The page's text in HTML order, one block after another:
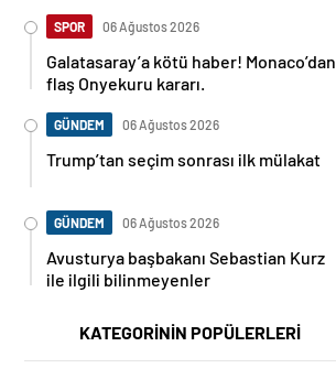
SPOR 06 Ağustos 2026
Galatasaray’a kötü haber! Monaco’dan
flaş Onyekuru kararı.
GÜNDEM 06 Ağustos 2026
Trump’tan seçim sonrası ilk mülakat
GÜNDEM 06 Ağustos 2026
Avusturya başbakanı Sebastian Kurz
ile ilgili bilinmeyenler
KATEGORİNİN POPÜLERLERİ